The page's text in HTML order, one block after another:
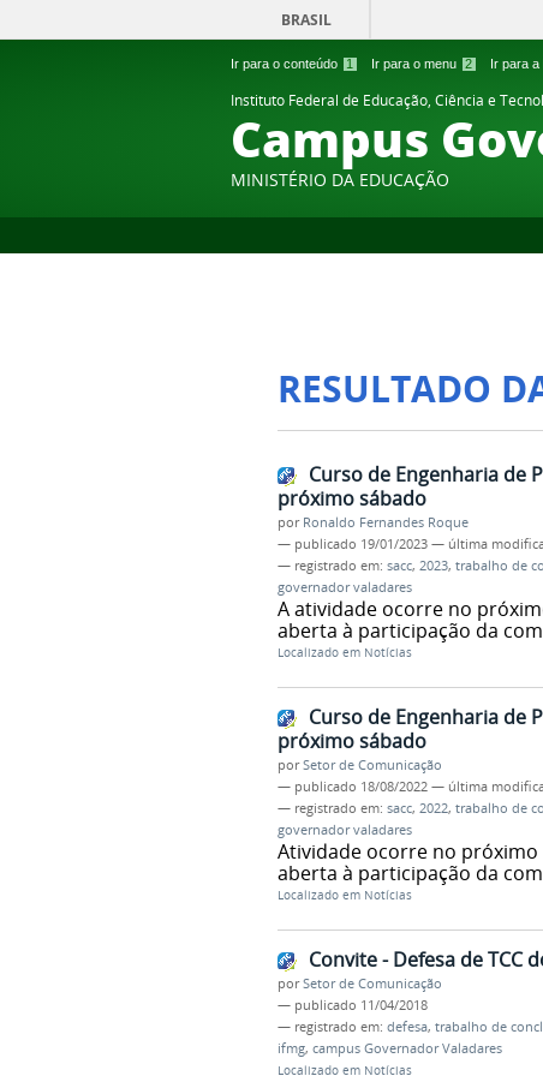
Ir para o conteúdo 1 Ir para o menu 2 Ir para a
BRASIL
Instituto Federal de Educação, Ciência e
Campus
MINISTÉRIO DA EDUCAÇÃO
RESULTADO
Curso de Engenharia de
próximo sábado
por Ronaldo Fernandes Roque
— publicado 19/01/2023 — última
— registrado em: sacc, 2023, trabalho de
governador valadares
A atividade ocorre no
aberta à participação da
Localizado em Notícias
Curso de Engenharia de
próximo sábado
porSetor de Comunicação
— publicado 18/08/2022 — última
— registrado em: sacc, 2022, trabalho de
governador valadares
Atividade ocorre no próximo
aberta à participação da
Localizado em Notícias
Convite - Defesa de TCC
porSetor de Comunicação
— publicado 11/04/2018
— registrado em: defesa, trabalho de
ifmg, campus Governador Valadares
Localizado em Notícias